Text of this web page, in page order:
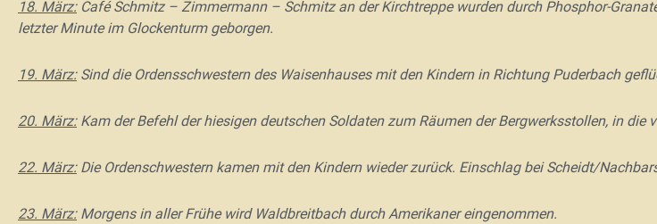
18. März:Café Schmitz – Zimmermann – Schmitz an der Kirchtreppe wurden durch Phosphor-
letzter Minute im Glockenturm geborgen.
19. März:Sind die Ordensschwestern des Waisenhauses mit den Kindern in Richtung Puderbach
20. März:Kam der Befehl der hiesigen deutschen Soldaten zum Räumen der Bergwerksstollen, in die
22. März:Die Ordenschwestern kamen mit den Kindern wieder zurück. Einschlag bei Scheidt/
23. März:Morgens in aller Frühe wird Waldbreitbach durch Amerikaner eingenommen.